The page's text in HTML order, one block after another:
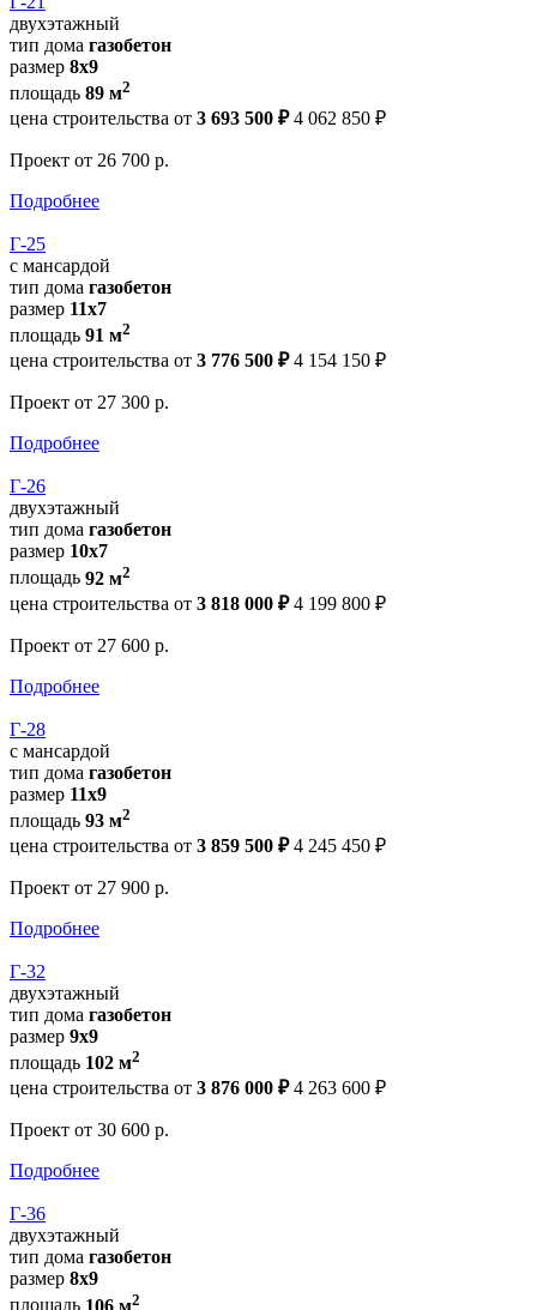
двухэтажный
тип дома газобетон
размер 8х9
площадь 89 м2
цена строительства от 3 693 500 ₽ 4 062 850 ₽
Проект от 26 700 р.
Подробнее
Г-25
с мансардой
тип дома газобетон
размер 11x7
площадь 91 м2
цена строительства от 3 776 500 ₽ 4 154 150 ₽
Проект от 27 300 р.
Подробнее
Г-26
двухэтажный
тип дома газобетон
размер 10х7
площадь 92 м2
цена строительства от 3 818 000 ₽ 4 199 800 ₽
Проект от 27 600 р.
Подробнее
Г-28
с мансардой
тип дома газобетон
размер 11x9
площадь 93 м2
цена строительства от 3 859 500 ₽ 4 245 450 ₽
Проект от 27 900 р.
Подробнее
Г-32
двухэтажный
тип дома газобетон
размер 9х9
площадь 102 м2
цена строительства от 3 876 000 ₽ 4 263 600 ₽
Проект от 30 600 р.
Подробнее
Г-36
двухэтажный
тип дома газобетон
размер 8х9
площадь 106 м2